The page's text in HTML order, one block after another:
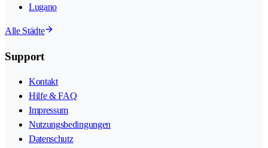
Lugano
Alle Städte
Support
Kontakt
Hilfe & FAQ
Impressum
Nutzungsbedingungen
Datenschutz